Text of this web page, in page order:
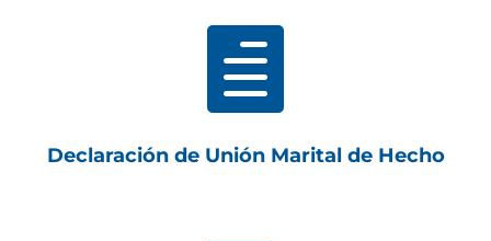

Declaración de Unión Marital de Hecho